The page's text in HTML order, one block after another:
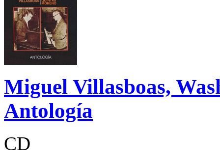
Miguel Villasboas,
Antología
CD